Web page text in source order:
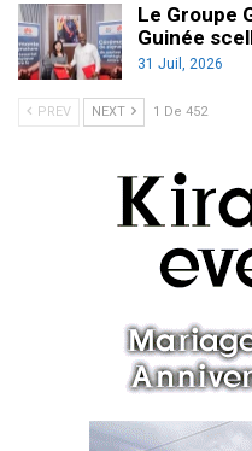
Le Groupe
Guinée
31 Juil, 2026
PREV NEXT 1 De 452